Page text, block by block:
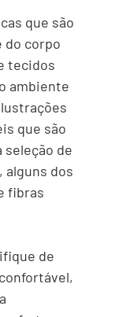
que são
do corpo
tecidos
ambiente
que são
seleção de
alguns dos
fibras
de